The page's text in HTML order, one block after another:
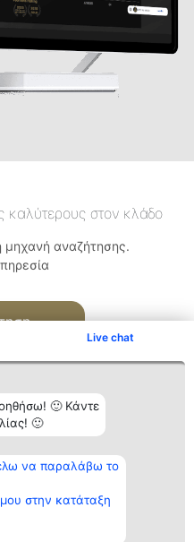
Live chat
🙂 Κάντε
🙂
να παραλάβω το
στην κατάταξη
καλύτερους στον κλάδο
μηχανή αναζήτησης.
Επικοινωνία
Επικοινωνία